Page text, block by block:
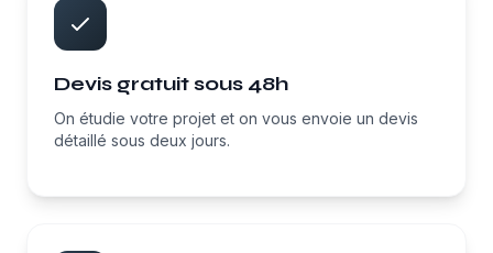
Devis gratuit sous 48h
On étudie votre projet et on vous envoie un devis
détaillé sous deux jours.